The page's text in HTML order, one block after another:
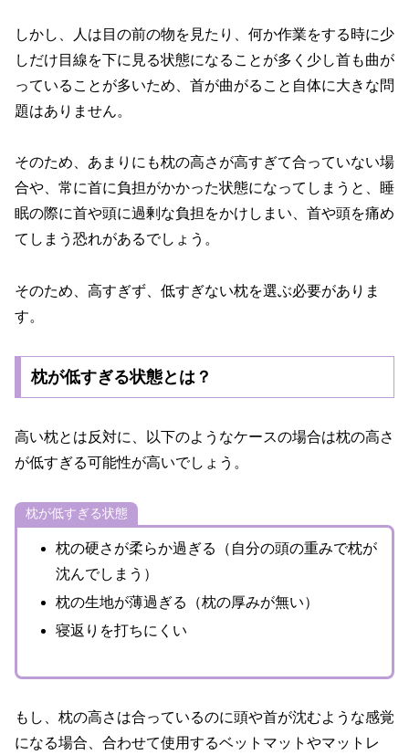
しかし、人は目の前の物を見たり、何か作業をする時に少
しだけ目線を下に見る状態になることが多く少し首も曲が
っていることが多いため、首が曲がること自体に大きな問
題はありません。
そのため、あまりにも枕の高さが高すぎて合っていない場
合や、常に首に負担がかかった状態になってしまうと、睡
眠の際に首や頭に過剰な負担をかけしまい、首や頭を痛め
てしまう恐れがあるでしょう。
そのため、高すぎず、低すぎない枕を選ぶ必要がありま
す。
枕が低すぎる状態とは？
高い枕とは反対に、以下のようなケースの場合は枕の高さ
が低すぎる可能性が高いでしょう。
枕が低すぎる状態
枕の硬さが柔らか過ぎる（自分の頭の重みで枕が
沈んでしまう）
枕の生地が薄過ぎる（枕の厚みが無い）
寝返りを打ちにくい
もし、枕の高さは合っているのに頭や首が沈むような感覚
になる場合、合わせて使用するベットマットやマットレ